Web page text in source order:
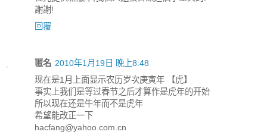
謝謝!
回覆
匿名 2010年1月19日 晚上8:48
现在是1月上面显示农历岁次庚寅年 【虎】
事实上我们是等过春节之后才算作是虎年的开始
所以现在还是牛年而不是虎年
希望能改正一下
hacfang@yahoo.com.cn